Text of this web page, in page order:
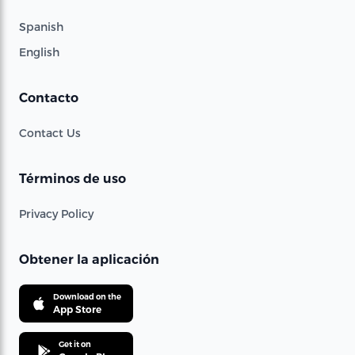
Spanish
English
Contacto
Contact Us
Términos de uso
Privacy Policy
Obtener la aplicación
Download on the
App Store
Get it on